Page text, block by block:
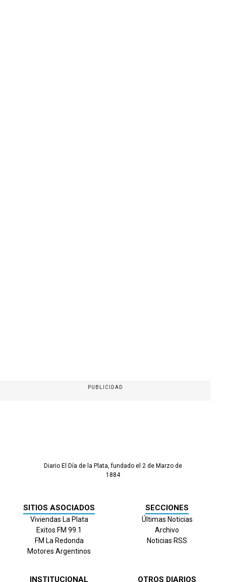
PUBLICIDAD
Diario El Día de la Plata, fundado el 2 de Marzo de
1884
SITIOS ASOCIADOS
Viviendas La Plata
Exitos FM 99.1
FM La Redonda
Motores Argentinos
SECCIONES
Últimas Noticias
Archivo
Noticias RSS
INSTITUCIONAL OTROS DIARIOS